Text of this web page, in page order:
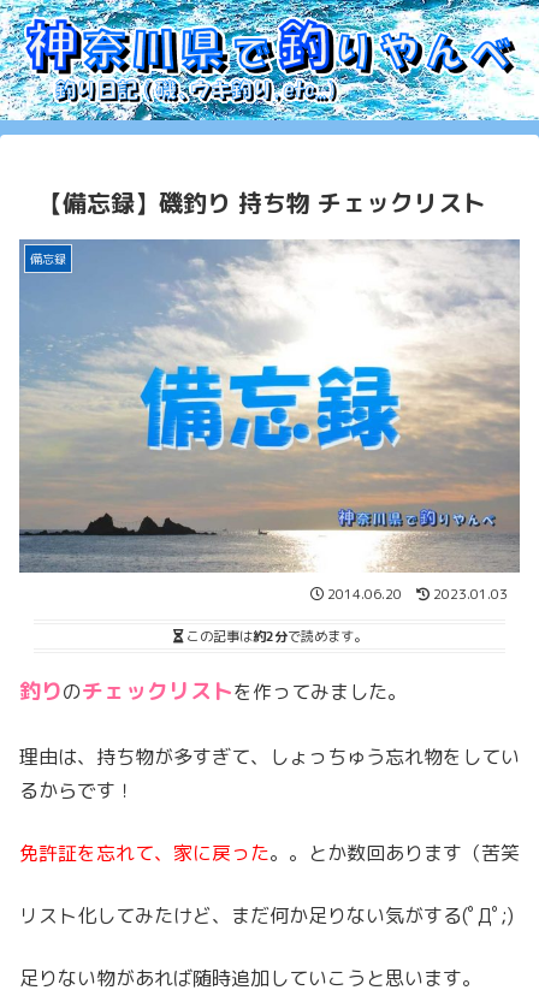
【備忘録】磯釣り 持ち物 チェックリスト
備忘録
2014.06.20 2023.01.03
この記事は約2分で読めます。
釣りのチェックリストを作ってみました。
理由は、持ち物が多すぎて、しょっちゅう忘れ物をしてい
るからです！
免許証を忘れて、家に戻った。。とか数回あります（苦笑
リスト化してみたけど、まだ何か足りない気がする(ﾟДﾟ;)
足りない物があれば随時追加していこうと思います。